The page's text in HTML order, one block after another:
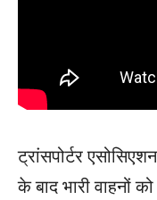
ट्रांसपोर्टर
के बाद भारी वाहनों